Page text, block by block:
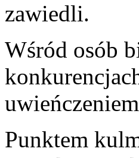
zawiedli.
Wśród osób
Punktem